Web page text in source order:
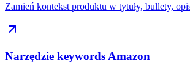
Zamień kontekst produktu w tytuły, bullety,
Narzędzie keywords Amazon